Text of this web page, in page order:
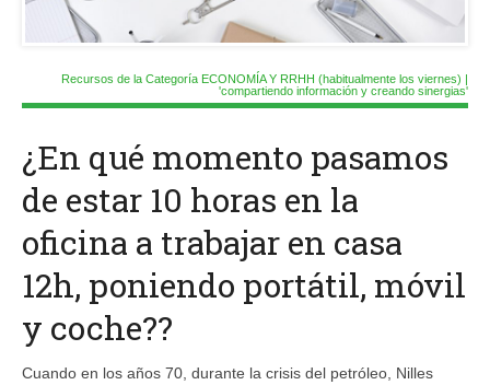
Recursos de la Categoría ECONOMÍA Y RRHH (habitualmente los viernes) |
'compartiendo información y creando sinergias'
¿En qué momento pasamos
de estar 10 horas en la
oficina a trabajar en casa
12h, poniendo portátil, móvil
y coche??
Cuando en los años 70, durante la crisis del petróleo, Nilles